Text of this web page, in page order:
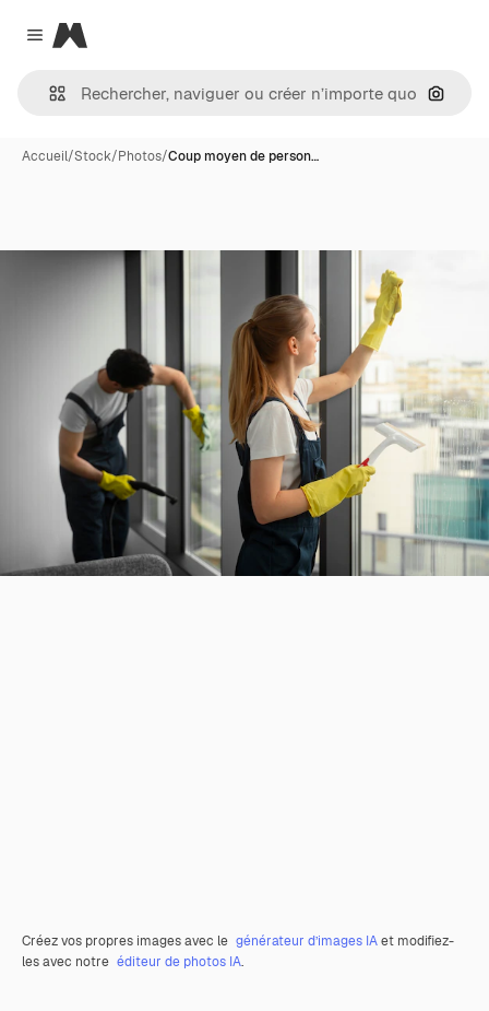
Close menu
Magnific
Accueil/Stock/Photos/Coup moyen de person…
Créez vos propres images avec le générateur d’images IAet modifiez-
les avec notre éditeur de photos IA.